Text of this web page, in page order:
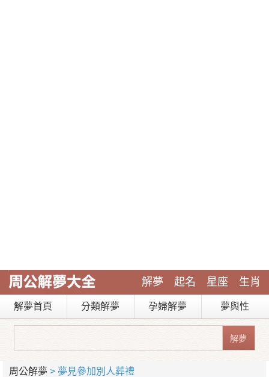
解夢 起名 星座 生肖
解夢首頁 分類解夢 孕婦解夢 夢與性
周公解夢 > 夢見參加別人葬禮